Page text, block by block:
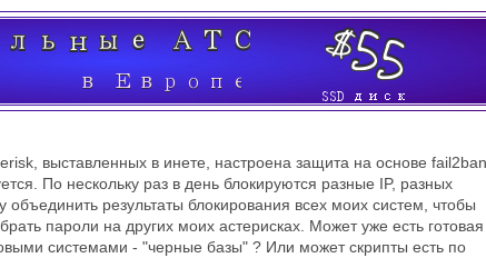
выставленных в инете, настроена защита на основе
По нескольку раз в день блокируются разные IP, разных
объединить результаты блокирования всех моих систем, чтобы
пароли на других моих астерисках. Может уже есть готовая
системами - "черные базы" ? Или может скрипты есть по